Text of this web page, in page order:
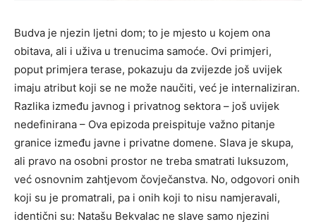
Budva je njezin ljetni dom; to je mjesto u kojem ona
obitava, ali i uživa u trenucima samoće. Ovi primjeri,
poput primjera terase, pokazuju da zvijezde još uvijek
imaju atribut koji se ne može naučiti, već je internaliziran.
Razlika između javnog i privatnog sektora – još uvijek
nedefinirana – Ova epizoda preispituje važno pitanje
granice između javne i privatne domene. Slava je skupa,
ali pravo na osobni prostor ne treba smatrati luksuzom,
već osnovnim zahtjevom čovječanstva. No, odgovori onih
koji su je promatrali, pa i onih koji to nisu namjeravali,
identični su: Natašu Bekvalac ne slave samo njezini